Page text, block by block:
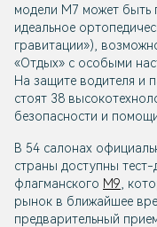
модели М7 может быть
идеальное
гравитации»),
«Отдых» с особыми
На защите водителя и
стоят 38
безопасности и
В 54 салонах
страны доступны
флагманского М9 ,
рынок в ближайшее
предварительный